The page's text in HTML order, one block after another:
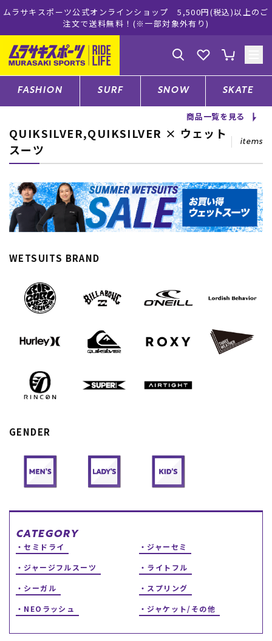
インショップ 5,500円(税込)以上のご
料！(※一部対象外有り)
ムラサキスポーツ公式オ
ゲスト様
ログイン 会員登録
店舗一覧
CATEGORY
ファッションTOP
サーフTOP
スノーTOP
CONTENTS
RIDE LIFE MAGAZINE一
スタッフスナップ
中古/アウトレット サー
SUPPORT
アフターサポート
下取り保証について
よくある質問
FASHION SURF SNOW SKATE
商品一覧を見る
QUIKSILVER,QUIKSILVER × ウェット
スーツ
items
WETSUITS BRAND
GENDER
CATEGORY
セミドライ
ジャーセミ
ジャージフルスーツ
ライトフル
シーガル
スプリング
NEOラッシュ
ジャケット/その他